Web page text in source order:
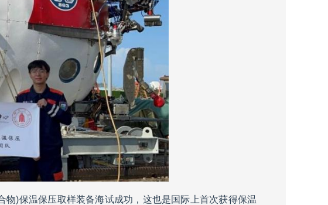
)保温保压取样装备海试成功，这也是国际上首次获得保温